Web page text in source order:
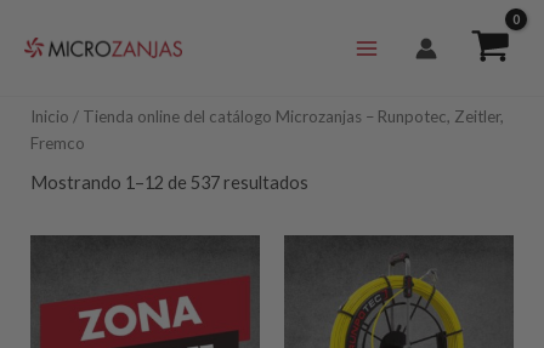
Inicio / Tienda online del catálogo Microzanjas – Runpotec, Zeitler,
Fremco
Mostrando 1–12 de 537 resultados